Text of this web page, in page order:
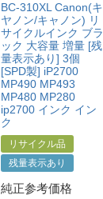
BC-310XL Canon(キ
ヤノン/キャノン) リ
サイクルインク ブラ
ック 大容量 増量 [残
量表示あり] 3個
[SPD製] iP2700
MP490 MP493
MP480 MP280
ip2700 インク イン
ク
リサイクル品
残量表示あり
純正参考価格